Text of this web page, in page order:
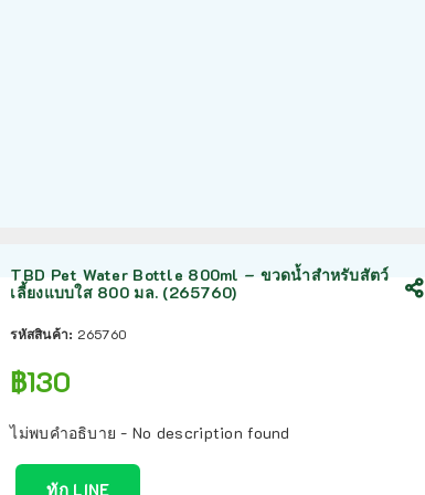
TBD Pet Water Bottle 800ml – ขวดน้ำสำหรับสัตว์
เลี้ยงแบบใส 800 มล. (265760)
รหัสสินค้า: 265760
฿130
ไม่พบคำอธิบาย - No description found
ทัก LINE